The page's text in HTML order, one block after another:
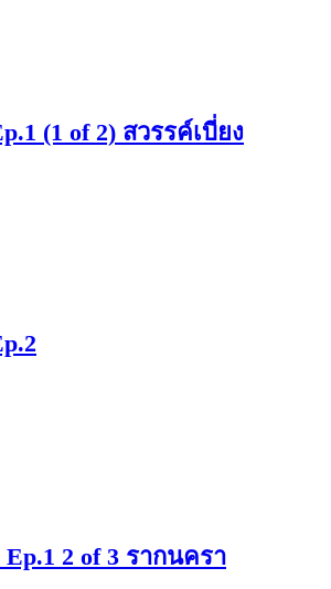
(1 of 2) สวรรค์เบี่ยง
Ep.1 2 of 3 รากนครา